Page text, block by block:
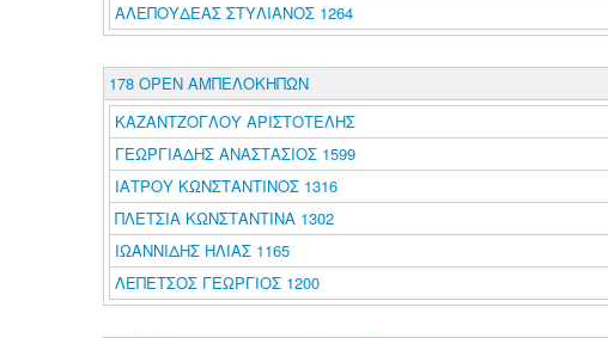
ΑΛΕΠΟΥΔΕΑΣ ΣΤΥΛΙΑΝΟΣ 1264
178 OPEN ΑΜΠΕΛΟΚΗΠΩΝ
ΚΑΖΑΝΤΖΟΓΛΟΥ ΑΡΙΣΤΟΤΕΛΗΣ
ΓΕΩΡΓΙΑΔΗΣ ΑΝΑΣΤΑΣΙΟΣ 1599
ΙΑΤΡΟΥ ΚΩΝΣΤΑΝΤΙΝΟΣ 1316
ΠΛΕΤΣΙΑ ΚΩΝΣΤΑΝΤΙΝΑ 1302
ΙΩΑΝΝΙΔΗΣ ΗΛΙΑΣ 1165
ΛΕΠΕΤΣΟΣ ΓΕΩΡΓΙΟΣ 1200